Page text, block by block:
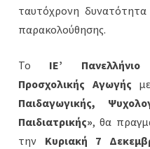
ταυτόχρονη δυνατότητα
παρακολούθησης.
Το ΙΕ’
Προσχολικής Αγωγής
Παιδαγωγικής,
Παιδιατρικής», θα
την Κυριακή 7